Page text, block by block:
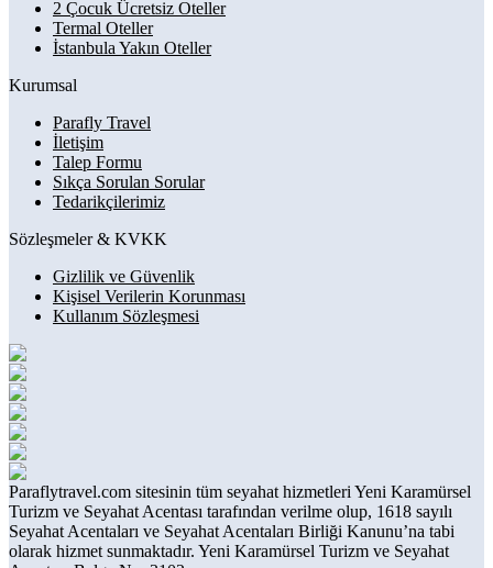
2 Çocuk Ücretsiz Oteller
Termal Oteller
İstanbula Yakın Oteller
Kurumsal
Parafly Travel
İletişim
Talep Formu
Sıkça Sorulan Sorular
Tedarikçilerimiz
Sözleşmeler & KVKK
Gizlilik ve Güvenlik
Kişisel Verilerin Korunması
Kullanım Sözleşmesi
Paraflytravel.com sitesinin tüm seyahat hizmetleri Yeni Karamürsel
Turizm ve Seyahat Acentası tarafından verilme olup, 1618 sayılı
Seyahat Acentaları ve Seyahat Acentaları Birliği Kanunu’na tabi
olarak hizmet sunmaktadır. Yeni Karamürsel Turizm ve Seyahat